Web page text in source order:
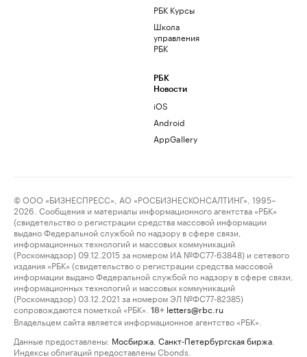
РБК Курсы
Школа
управления
РБК
РБК
Новости
iOS
Android
AppGallery
© ООО «БИЗНЕСПРЕСС», АО «РОСБИЗНЕСКОНСАЛТИНГ», 1995–
2026. Сообщения и материалы информационного агентства «РБК»
(свидетельство о регистрации средства массовой информации
выдано Федеральной службой по надзору в сфере связи,
информационных технологий и массовых коммуникаций
(Роскомнадзор) 09.12.2015 за номером ИА №ФС77-63848) и сетевого
издания «РБК» (свидетельство о регистрации средства массовой
информации выдано Федеральной службой по надзору в сфере связи,
информационных технологий и массовых коммуникаций
(Роскомнадзор) 03.12.2021 за номером ЭЛ №ФС77-82385)
сопровождаются пометкой «РБК».
18+ letters@rbc.ru
Владельцем сайта является информационное агентство «РБК».
Данные предоставлены: Мосбиржа Санкт-Петербургская биржа
Индексы облигаций предоставлены Cbonds.